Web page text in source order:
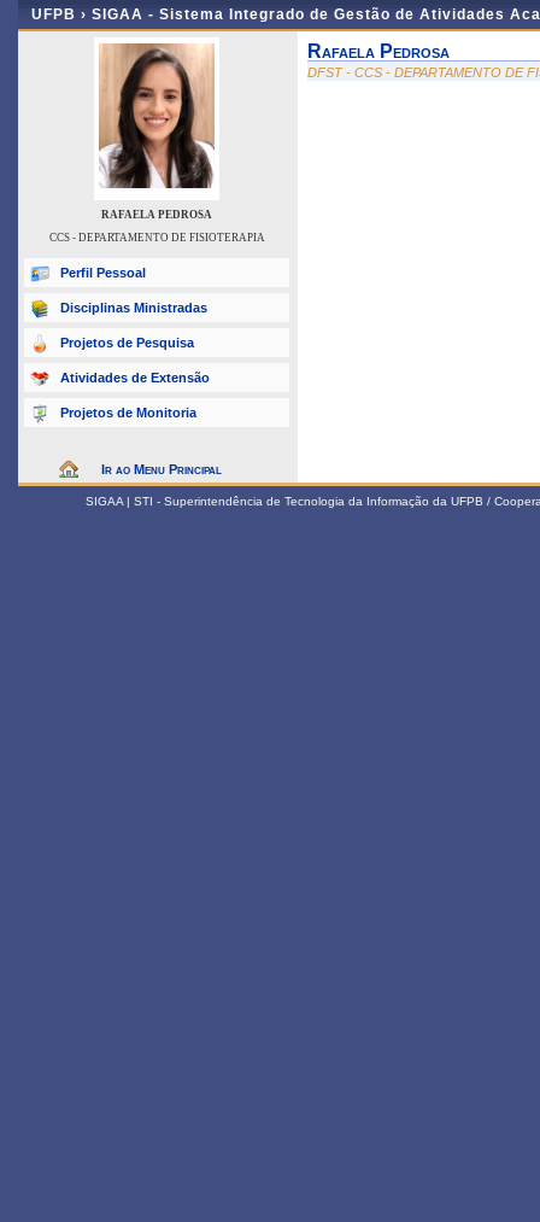
UFPB › SIGAA - Sistema Integrado de Gestão de Atividades
RAFAELA PEDROSA
CCS - DEPARTAMENTO DE FISIOTERAPIA
Perfil Pessoal
Disciplinas Ministradas
Projetos de Pesquisa
Atividades de Extensão
Projetos de Monitoria
Ir ao Menu Principal
Rafaela Pedrosa
DFST - CCS - DEPARTAMENTO DE
SIGAA | STI - Superintendência de Tecnologia da Informação da UFPB /